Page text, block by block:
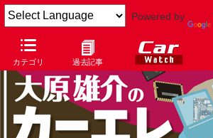
Powered by
カテゴリ 過去記事